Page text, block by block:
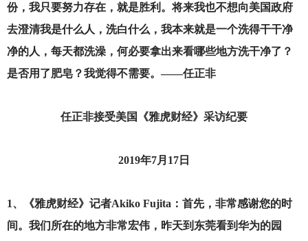
份，我只要努力存在，就是胜利。将来我也不想向美国政府
去澄清我是什么人，洗白什么，我本来就是一个洗得干干净
净的人，每天都洗澡，何必要拿出来看哪些地方洗干净了？
是否用了肥皂？我觉得不需要。——任正非
任正非接受美国《雅虎财经》采访纪要
2019年7月17日
1、《雅虎财经》记者Akiko Fujita：首先，非常感谢您的时
间。我们所在的地方非常宏伟，昨天到东莞看到华为的园